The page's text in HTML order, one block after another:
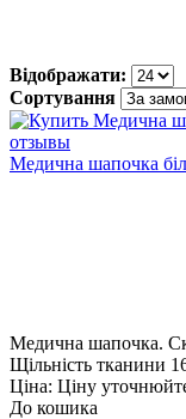
Відображати:
Сортування
Медична шапочка
Медична шапочка.
Щільність тканини
Ціна: Ціну
До кошика